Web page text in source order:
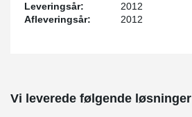
Leveringsår:
2012
Afleveringsår:
2012
Vi leverede følgende løsninger